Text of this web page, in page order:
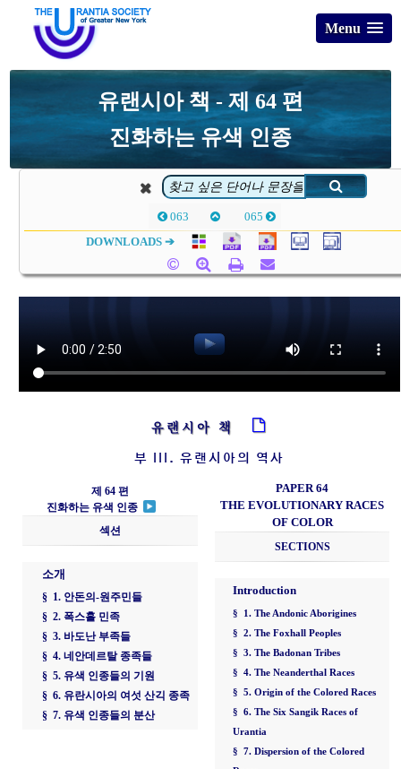
Menu
유랜시아 책 - 제 64 편
진화하는 유색 인종
063 065
DOWNLOADS ➔
유랜시아 책
부 III. 유랜시아의 역사
제 64 편
진화하는 유색 인종
섹션
소개
§ 1. 안돈의-원주민들
§ 2. 폭스홀 민족
§ 3. 바도난 부족들
§ 4. 네안데르탈 종족들
§ 5. 유색 인종들의 기원
§ 6. 유란시아의 여섯 산긱 종족
§ 7. 유색 인종들의 분산
PAPER 64
THE EVOLUTIONARY RACES
OF COLOR
SECTIONS
Introduction
§ 1. The Andonic Aborigines
§ 2. The Foxhall Peoples
§ 3. The Badonan Tribes
§ 4. The Neanderthal Races
§ 5. Origin of the Colored Races
§ 6. The Six Sangik Races of
Urantia
§ 7. Dispersion of the Colored